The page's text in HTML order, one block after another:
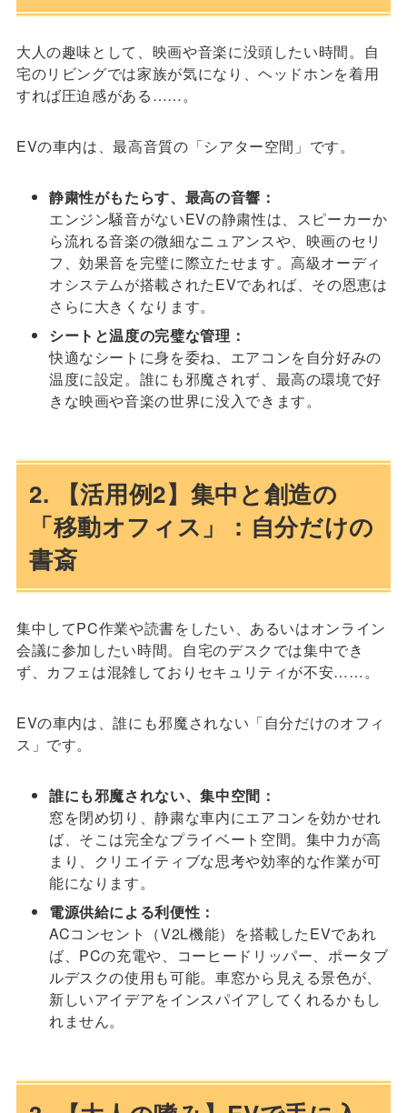
大人の趣味として、映画や音楽に没頭したい時間。自
宅のリビングでは家族が気になり、ヘッドホンを着用
すれば圧迫感がある……。
EVの車内は、最高音質の「シアター空間」です。
静粛性がもたらす、最高の音響：
エンジン騒音がないEVの静粛性は、スピーカーか
ら流れる音楽の微細なニュアンスや、映画のセリ
フ、効果音を完璧に際立たせます。高級オーディ
オシステムが搭載されたEVであれば、その恩恵は
さらに大きくなります。
シートと温度の完璧な管理：
快適なシートに身を委ね、エアコンを自分好みの
温度に設定。誰にも邪魔されず、最高の環境で好
きな映画や音楽の世界に没入できます。
2. 【活用例2】集中と創造の
「移動オフィス」：自分だけの
書斎
集中してPC作業や読書をしたい、あるいはオンライン
会議に参加したい時間。自宅のデスクでは集中でき
ず、カフェは混雑しておりセキュリティが不安……。
EVの車内は、誰にも邪魔されない「自分だけのオフィ
ス」です。
誰にも邪魔されない、集中空間：
窓を閉め切り、静粛な車内にエアコンを効かせれ
ば、そこは完全なプライベート空間。集中力が高
まり、クリエイティブな思考や効率的な作業が可
能になります。
電源供給による利便性：
ACコンセント（V2L機能）を搭載したEVであれ
ば、PCの充電や、コーヒードリッパー、ポータブ
ルデスクの使用も可能。車窓から見える景色が、
新しいアイデアをインスパイアしてくれるかもし
れません。